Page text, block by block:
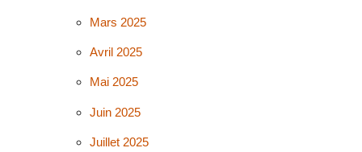
Mars 2025
Avril 2025
Mai 2025
Juin 2025
Juillet 2025